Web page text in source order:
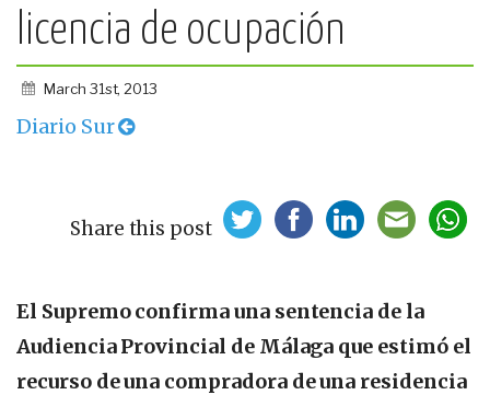
licencia de ocupación
March 31st, 2013
Diario Sur
Share this post
El Supremo confirma una sentencia de la
Audiencia Provincial de Málaga que estimó el
recurso de una compradora de una residencia